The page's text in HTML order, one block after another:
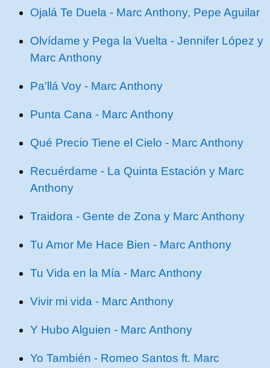
Ojalá Te Duela - Marc Anthony, Pepe Aguilar
Olvídame y Pega la Vuelta - Jennifer López y
Marc Anthony
Pa'llá Voy - Marc Anthony
Punta Cana - Marc Anthony
Qué Precio Tiene el Cielo - Marc Anthony
Recuérdame - La Quinta Estación y Marc
Anthony
Traidora - Gente de Zona y Marc Anthony
Tu Amor Me Hace Bien - Marc Anthony
Tu Vida en la Mía - Marc Anthony
Vivir mi vida - Marc Anthony
Y Hubo Alguien - Marc Anthony
Yo También - Romeo Santos ft. Marc